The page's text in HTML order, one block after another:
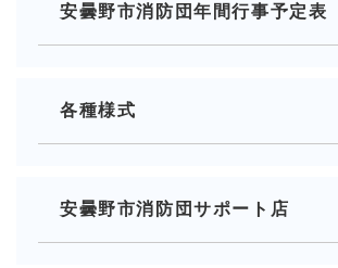
安曇野市消防団年間行事予定表
各種様式
安曇野市消防団サポート店